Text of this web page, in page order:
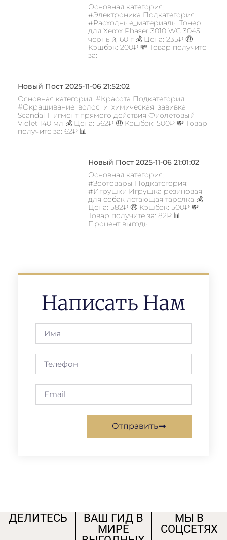
Основная категория:
#Электроника Подкатегория:
#Расходные_материалы Тонер
для Xerox Phaser 3010 WC 3045,
черный, 60 г 💰 Цена: 235₽ 🤑
Кэшбэк: 200₽ 💸 Товар получите
за:
Новый Пост 2025-11-06 21:52:02
Основная категория: #Красота Подкатегория:
#Окрашивание_волос_и_химическая_завивка
Scandal Пигмент прямого действия Фиолетовый
Violet 140 мл 💰 Цена: 562₽ 🤑 Кэшбэк: 500₽ 💸 Товар
получите за: 62₽ 📊
Новый Пост 2025-11-06 21:01:02
Основная категория:
#Зоотовары Подкатегория:
#Игрушки Игрушка резиновая
для собак летающая тарелка 💰
Цена: 582₽ 🤑 Кэшбэк: 500₽ 💸
Товар получите за: 82₽ 📊
Процент выгоды:
Написать Нам
Отправить
ДЕЛИТЕСЬ
ВАШ ГИД В
МИРЕ
МЫ В
СОЦСЕТЯХ